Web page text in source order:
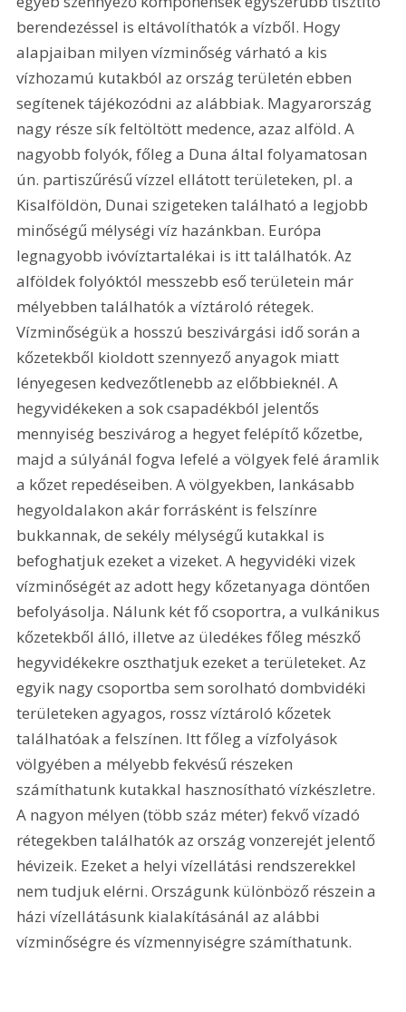
berendezéssel is eltávolíthatók a vízből. Hogy
alapjaiban milyen vízminőség várható a kis
vízhozamú kutakból az ország területén ebben
segítenek tájékozódni az alábbiak. Magyarország
nagy része sík feltöltött medence, azaz alföld. A
nagyobb folyók, főleg a Duna által folyamatosan
ún. partiszűrésű vízzel ellátott területeken, pl. a
Kisalföldön, Dunai szigeteken található a legjobb
minőségű mélységi víz hazánkban. Európa
legnagyobb ivóvíztartalékai is itt találhatók. Az
alföldek folyóktól messzebb eső területein már
mélyebben találhatók a víztároló rétegek.
Vízminőségük a hosszú beszivárgási idő során a
kőzetekből kioldott szennyező anyagok miatt
lényegesen kedvezőtlenebb az előbbieknél. A
hegyvidékeken a sok csapadékból jelentős
mennyiség beszivárog a hegyet felépítő kőzetbe,
majd a súlyánál fogva lefelé a völgyek felé áramlik
a kőzet repedéseiben. A völgyekben, lankásabb
hegyoldalakon akár forrásként is felszínre
bukkannak, de sekély mélységű kutakkal is
befoghatjuk ezeket a vizeket. A hegyvidéki vizek
vízminőségét az adott hegy kőzetanyaga döntően
befolyásolja. Nálunk két fő csoportra, a vulkánikus
kőzetekből álló, illetve az üledékes főleg mészkő
hegyvidékekre oszthatjuk ezeket a területeket. Az
egyik nagy csoportba sem sorolható dombvidéki
területeken agyagos, rossz víztároló kőzetek
találhatóak a felszínen. Itt főleg a vízfolyások
völgyében a mélyebb fekvésű részeken
számíthatunk kutakkal hasznosítható vízkészletre.
A nagyon mélyen (több száz méter) fekvő vízadó
rétegekben találhatók az ország vonzerejét jelentő
hévizeik. Ezeket a helyi vízellátási rendszerekkel
nem tudjuk elérni. Országunk különböző részein a
házi vízellátásunk kialakításánál az alábbi
vízminőségre és vízmennyiségre számíthatunk.